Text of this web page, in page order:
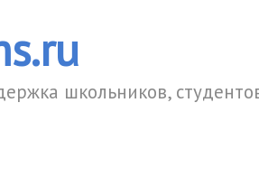
школьников,